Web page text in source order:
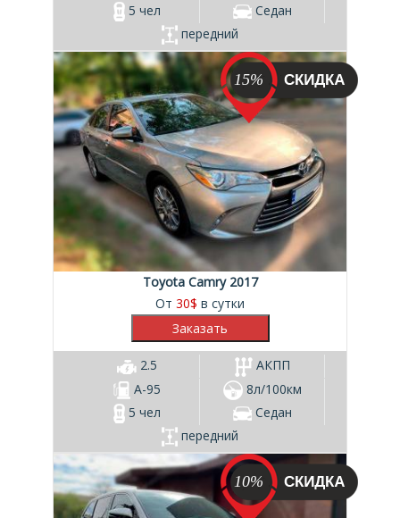
5 чел
Седан
передний
15%
Toyota Camry 2017
От 30$ в сутки
2.5
АКПП
А-95
8л/100км
5 чел
Седан
передний
10%